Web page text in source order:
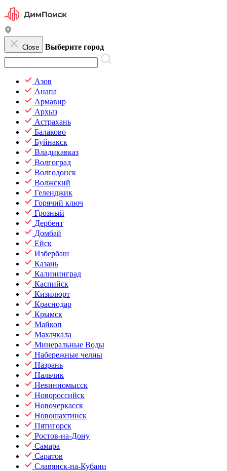
Close Выберите город
Азов
Анапа
Армавир
Архыз
Астрахань
Балаково
Буйнакск
Владикавказ
Волгоград
Волгодонск
Волжский
Геленджик
Горячий ключ
Грозный
Дербент
Домбай
Ейск
Избербаш
Казань
Калининград
Каспийск
Кизилюрт
Краснодар
Крымск
Майкоп
Махачкала
Минеральные Воды
Набережные челны
Назрань
Нальчик
Невинномысск
Новороссийск
Новочеркасск
Новошахтинск
Пятигорск
Ростов-на-Дону
Самара
Саратов
Славянск-на-Кубани